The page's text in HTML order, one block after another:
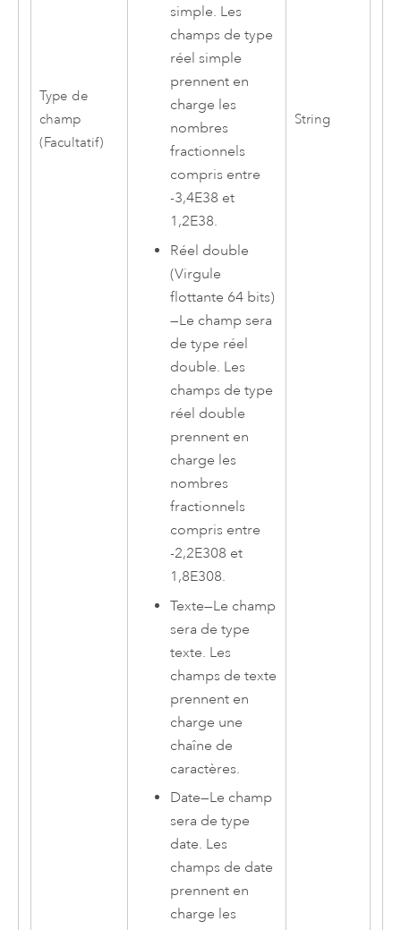
Type de
champ
(Facultatif)
simple. Les
champs de type
réel simple
prennent en
charge les
nombres
fractionnels
compris entre
-3,4E38 et
1,2E38.
Réel double
(Virgule
flottante 64 bits)
—Le champ sera
de type réel
double. Les
champs de type
réel double
prennent en
charge les
nombres
fractionnels
compris entre
-2,2E308 et
1,8E308.
Texte—Le champ
sera de type
texte. Les
champs de texte
prennent en
charge une
chaîne de
caractères.
Date—Le champ
sera de type
date. Les
champs de date
prennent en
charge les
String